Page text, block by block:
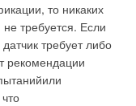
то никаких
требуется. Если
требует либо
рекомендации